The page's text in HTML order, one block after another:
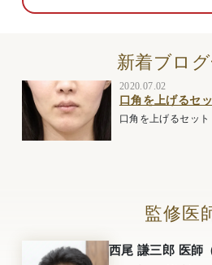
新着ブロ
2020.07.02
口角を上げるセ
口角を上げるセット
監修医
西尾 謙三郎 医師